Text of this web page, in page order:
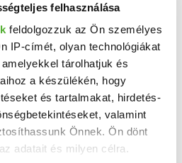
felhasználása
feldolgozzuk az Ön személyes
IP-címét, olyan technológiákat
tárolhatjuk és
a készülékén, hogy
és tartalmakat, hirdetés-
valamint
Önnek. Ön dönt
adatait és milyen célra.
Kiadó ingatlan
Kozármisleny
Kiadó ingatlan Somberek
Kiadó ingatlan Birján